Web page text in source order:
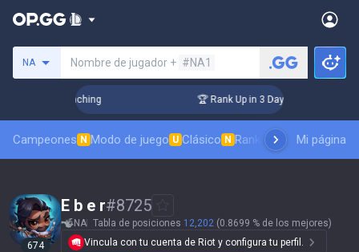
NA Nombre de jugador + #NA1
Coaching 🏆 Rank Up in 3 Days! Challenger
Campeones N Modo de juego U Clásico N Ranking de aspectos
Mi página
674
E b e r#8725
NA Tabla de posiciones 12,202 (0.8699 % de los mejores)
Vincula con tu cuenta de Riot y configura tu perfil.